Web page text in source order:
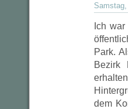
Ich
Park.
Bezirk
dem